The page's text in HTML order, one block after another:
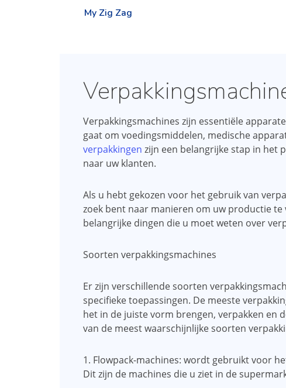
My Zig Zag
Verpakkingsmachines zijn essentiële
gaat om voedingsmiddelen, medische
verpakkingen zijn een belangrijke stap in het
naar uw klanten.
Als u hebt gekozen voor het gebruik van
zoek bent naar manieren om uw productie
belangrijke dingen die u moet weten over
Soorten verpakkingsmachines
Er zijn verschillende soorten
specifieke toepassingen. De meeste
het in de juiste vorm brengen, verpakken en
van de meest waarschijnlijke soorten
1. Flowpack-machines: wordt gebruikt voor
Dit zijn de machines die u ziet in de